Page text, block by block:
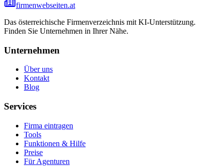
firmenwebseiten.at
Das österreichische Firmenverzeichnis mit KI-Unterstützung.
Finden Sie Unternehmen in Ihrer Nähe.
Unternehmen
Über uns
Kontakt
Blog
Services
Firma eintragen
Tools
Funktionen & Hilfe
Preise
Für Agenturen